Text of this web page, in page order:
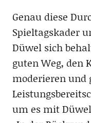
Genau diese
Spieltagskader
Düwel sich
guten Weg, den
moderieren und
um es mit